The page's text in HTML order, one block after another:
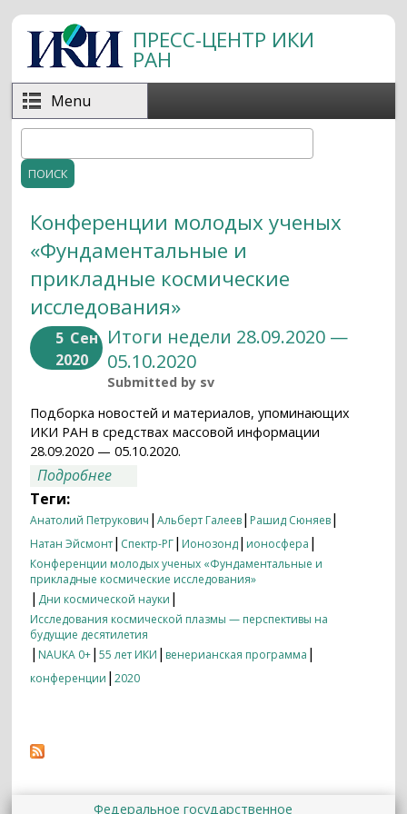
Перейти к основному содержанию
ПРЕСС-ЦЕНТР ИКИ
РАН
Menu
Форма поиска
Конференции молодых ученых
«Фундаментальные и
прикладные космические
исследования»
5 Сен
2020
Итоги недели 28.09.2020 —
05.10.2020
Submitted by sv
Подборка новостей и материалов, упоминающих
ИКИ РАН в средствах массовой информации
28.09.2020 — 05.10.2020.
Подробнее
Теги:
Анатолий Петрукович |Альберт Галеев| Рашид Сюняев|
Натан Эйсмонт| Спектр-РГ| Ионозонд| ионосфера |
Конференции молодых ученых «Фундаментальные и
прикладные космические исследования»
| Дни космической науки |
Исследования космической плазмы — перспективы на
будущие десятилетия
| NAUKA 0+|55 лет ИКИ | венерианская программа |
конференции |2020
Федеральное государственное